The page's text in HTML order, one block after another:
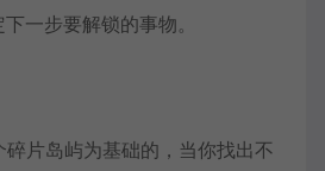
一步要解锁的事物。
碎片岛屿为基础的，当你找出不